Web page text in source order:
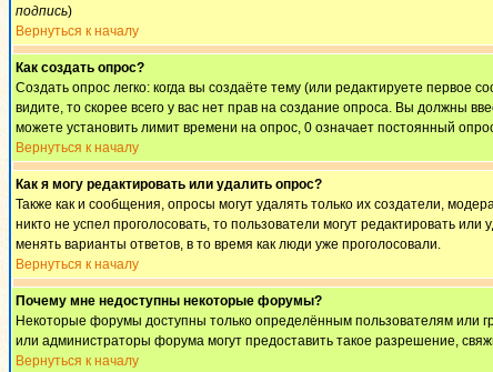
подпись)
Вернуться к началу
Как создать опрос?
Создать опрос легко: когда вы создаёте тему (или редактируете
видите, то скорее всего у вас нет прав на создание опроса. Вы должны
можете установить лимит времени на опрос, 0 означает постоянный
Вернуться к началу
Как я могу редактировать или удалить опрос?
Также как и сообщения, опросы могут удалять только их создатели,
никто не успел проголосовать, то пользователи могут редактировать
менять варианты ответов, в то время как люди уже проголосовали.
Вернуться к началу
Почему мне недоступны некоторые форумы?
Некоторые форумы доступны только определённым пользователям или
или администраторы форума могут предоставить такое разрешение,
Вернуться к началу